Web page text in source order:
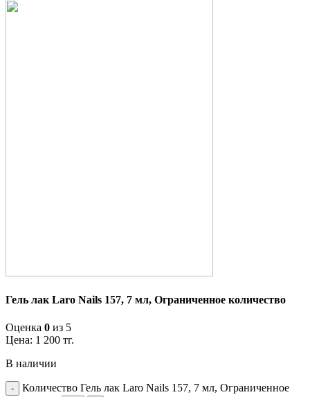
Гель лак Laro Nails 157, 7 мл, Ограниченное количество
Оценка 0 из 5
Цена: 1 200 тг.
В наличии
Количество Гель лак Laro Nails 157, 7 мл, Ограниченное